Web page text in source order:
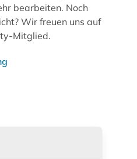
bearbeiten. Noch
Wir freuen uns auf
Mitglied.